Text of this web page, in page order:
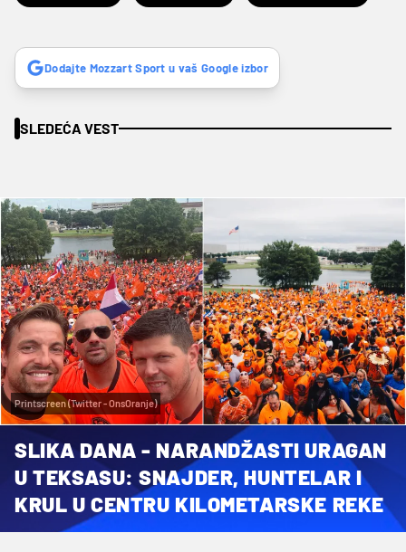
Dodajte Mozzart Sport u vaš Google izbor
SLEDEĆA VEST
Printscreen (Twitter - OnsOranje)
SLIKA DANA - NARANDŽASTI URAGAN
U TEKSASU: SNAJDER, HUNTELAR I
KRUL U CENTRU KILOMETARSKE REKE